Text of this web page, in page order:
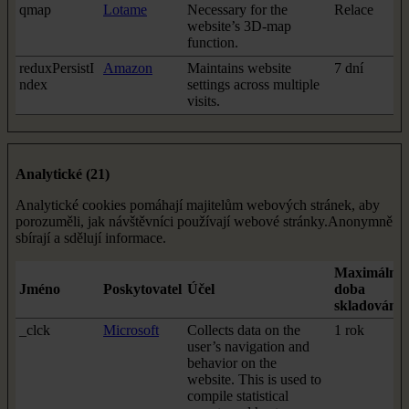
qmap Lotame
Necessary for the
website’s 3D-map
function.
Relace
reduxPersistI
ndex
Amazon
Maintains website
settings across multiple
visits.
7 dní
Analytické (21)
Analytické cookies pomáhají majitelům webových stránek, aby
porozuměli, jak návštěvníci používají webové stránky.Anonymně
sbírají a sdělují informace.
Jméno Poskytovatel Účel
Maximální
doba
skladování
_clck
Microsoft
Collects data on the
user’s navigation and
behavior on the
website. This is used to
compile statistical
1 rok